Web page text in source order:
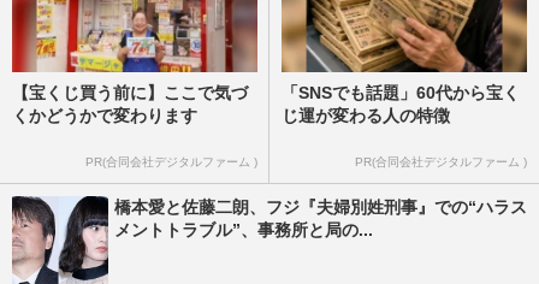
【宝くじ買う前に】ここで気づ
くかどうかで変わります
PR(合同会社デジタルファーム )
「SNSでも話題」60代から宝く
じ運が変わる人の特徴
PR(合同会社デジタルファーム )
橋本愛と佐藤二朗、フジ『夫婦別姓刑事』での“ハラス
メントトラブル”、事務所と局の...